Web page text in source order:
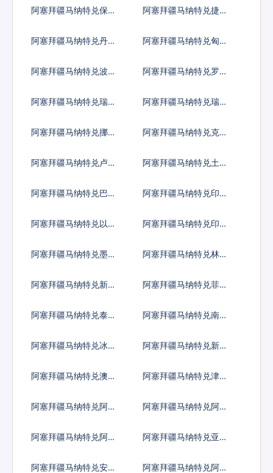
阿塞拜疆马纳特兑保加
阿塞拜疆马纳特兑捷克
阿塞拜疆马纳特兑丹麦
阿塞拜疆马纳特兑匈牙
阿塞拜疆马纳特兑波兰
阿塞拜疆马纳特兑罗马
阿塞拜疆马纳特兑瑞典
阿塞拜疆马纳特兑瑞士
阿塞拜疆马纳特兑挪威
阿塞拜疆马纳特兑克罗
阿塞拜疆马纳特兑卢布
阿塞拜疆马纳特兑土耳
阿塞拜疆马纳特兑巴西
阿塞拜疆马纳特兑印度
阿塞拜疆马纳特兑以色
阿塞拜疆马纳特兑印度
阿塞拜疆马纳特兑墨西
阿塞拜疆马纳特兑林吉
阿塞拜疆马纳特兑新西
阿塞拜疆马纳特兑菲律
阿塞拜疆马纳特兑泰国
阿塞拜疆马纳特兑南非
阿塞拜疆马纳特兑冰岛
阿塞拜疆马纳特兑新台
阿塞拜疆马纳特兑澳门
阿塞拜疆马纳特兑津巴
阿塞拜疆马纳特兑阿联
阿塞拜疆马纳特兑阿富
阿塞拜疆马纳特兑阿尔
阿塞拜疆马纳特兑亚美
阿塞拜疆马纳特兑安哥 阿塞拜疆马纳特兑阿根